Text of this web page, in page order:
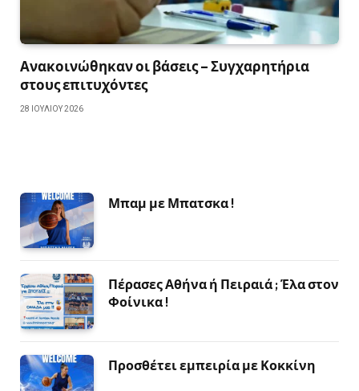
Ανακοινώθηκαν οι βάσεις – Συγχαρητήρια
στους επιτυχόντες
28 ΙΟΥΛΊΟΥ 2026
Μπαμ με Μπατσκα !
Πέρασες Αθήνα ή Πειραιά ; Έλα στον
Φοίνικα !
Προσθέτει εμπειρία με Κοκκίνη